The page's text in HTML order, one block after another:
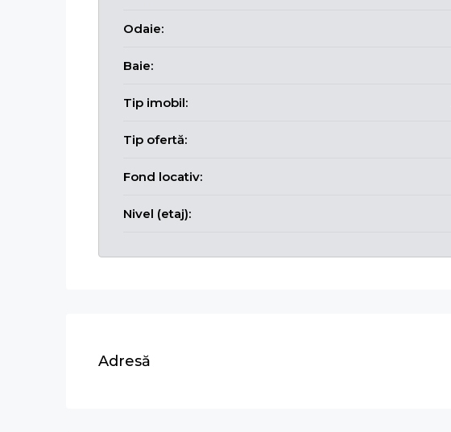
Odaie:
Baie:
Tip imobil:
Tip ofertă:
Fond locativ:
Nivel (etaj):
Adresă